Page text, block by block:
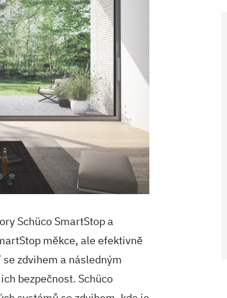
Schüco SmartStop a
měkce, ale efektivně
zdvihem a následným
bezpečnost. Schüco